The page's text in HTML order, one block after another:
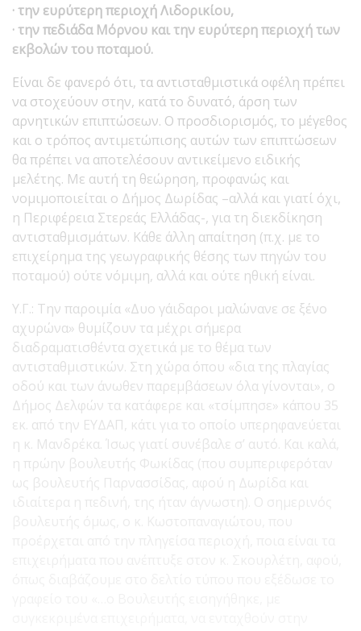
· την ευρύτερη περιοχή Λιδορικίου,
· την πεδιάδα Μόρνου και την ευρύτερη περιοχή των
εκβολών του ποταμού.
Είναι δε φανερό ότι, τα αντισταθμιστικά οφέλη πρέπει
να στοχεύουν στην, κατά το δυνατό, άρση των
αρνητικών επιπτώσεων. Ο προσδιορισμός, το μέγεθος
και ο τρόπος αντιμετώπισης αυτών των επιπτώσεων
θα πρέπει να αποτελέσουν αντικείμενο ειδικής
μελέτης. Με αυτή τη θεώρηση, προφανώς και
νομιμοποιείται ο Δήμος Δωρίδας –αλλά και γιατί όχι,
η Περιφέρεια Στερεάς Ελλάδας-, για τη διεκδίκηση
αντισταθμισμάτων. Κάθε άλλη απαίτηση (π.χ. με το
επιχείρημα της γεωγραφικής θέσης των πηγών του
ποταμού) ούτε νόμιμη, αλλά και ούτε ηθική είναι.
Υ.Γ.: Την παροιμία «Δυο γάιδαροι μαλώνανε σε ξένο
αχυρώνα» θυμίζουν τα μέχρι σήμερα
διαδραματισθέντα σχετικά με το θέμα των
αντισταθμιστικών. Στη χώρα όπου «δια της πλαγίας
οδού και των άνωθεν παρεμβάσεων όλα γίνονται», ο
Δήμος Δελφών τα κατάφερε και «τσίμπησε» κάπου 35
εκ. από την ΕΥΔΑΠ, κάτι για το οποίο υπερηφανεύεται
η κ. Μανδρέκα. Ίσως γιατί συνέβαλε σ’ αυτό. Και καλά,
η πρώην βουλευτής Φωκίδας (που συμπεριφερόταν
ως βουλευτής Παρνασσίδας, αφού η Δωρίδα και